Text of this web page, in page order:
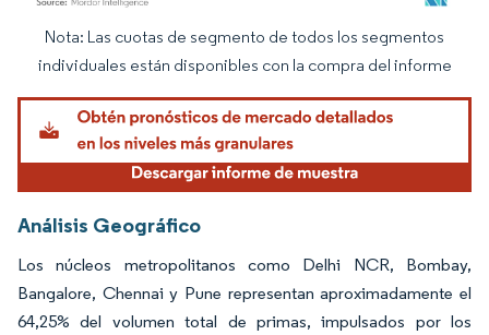
Imagen © Mordor Intelligence. El uso requiere atribución según CC BY 4.0.
Nota: Las cuotas de segmento de todos los segmentos
individuales están disponibles con la compra del informe
Análisis Geográfico
Los núcleos metropolitanos como Delhi NCR, Bombay,
Bangalore, Chennai y Pune representan aproximadamente el
64,25% del volumen total de primas, impulsados por los